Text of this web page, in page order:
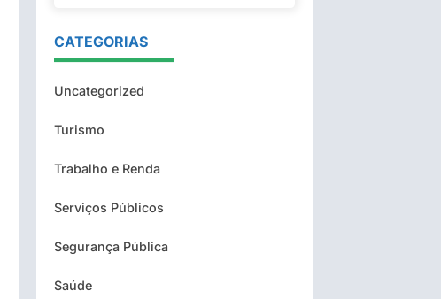
CATEGORIAS
Uncategorized
Turismo
Trabalho e Renda
Serviços Públicos
Segurança Pública
Saúde